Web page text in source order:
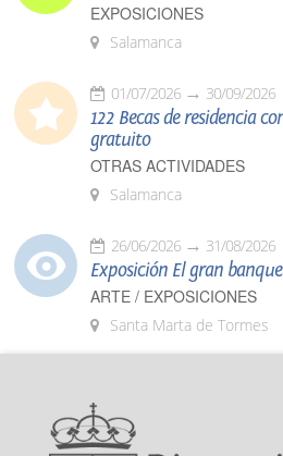
EXPOSICIONES
Salamanca
01/07/2026 30/09/2026
122 Becas de residencia
gratuito
OTRAS ACTIVIDADES
Salamanca
26/06/2026 31/08/2026
Exposición El gran
ARTE / EXPOSICIONES
Santa Marta de Tormes